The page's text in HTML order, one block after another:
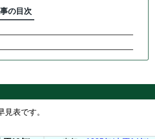
の目次
表です。